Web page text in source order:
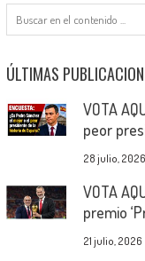
ÚLTIMAS
VOTA
peor
28 julio, 2026
VOTA
premio
21 julio, 2026